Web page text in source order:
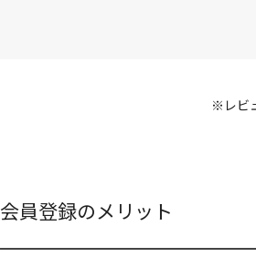
※レビ
会員登録のメリット